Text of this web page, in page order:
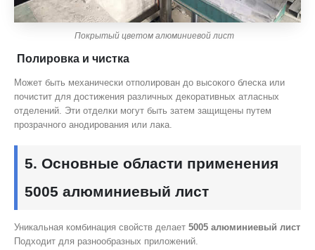
Покрытый цветом алюминиевой лист
Полировка и чистка
Может быть механически отполирован до высокого блеска или
почистит для достижения различных декоративных атласных
отделений. Эти отделки могут быть затем защищены путем
прозрачного анодирования или лака.
5. Основные области применения
5005 алюминиевый лист
Уникальная комбинация свойств делает 5005 алюминиевый лист
Подходит для разнообразных приложений.